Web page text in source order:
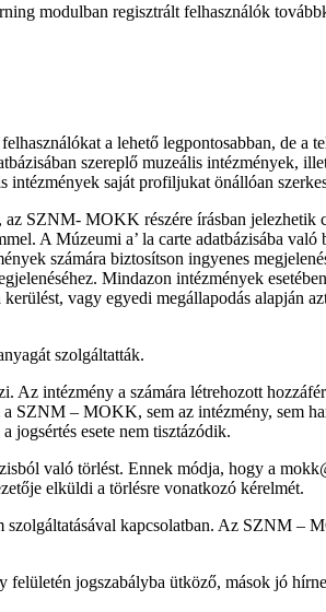
modulban regisztrált felhasználók
a lehető legpontosabban, de a
szereplő muzeális intézmények,
saját profiljukat önállóan
SZNM- MOKK részére írásban jelezhetik
A Múzeumi a’ la carte adatbázisába
számára biztosítson ingyenes
Mindazon intézmények
vagy egyedi megállapodás alapján
szolgáltatták.
intézmény a számára létrehozott
SZNM – MOKK, sem az intézmény, sem
jogsértés esete nem tisztázódik.
való törlést. Ennek módja, hogy a
elküldi a törlésre vonatkozó kérelmét.
szolgáltatásával kapcsolatban. Az SZNM
jogszabályba ütköző, mások jó